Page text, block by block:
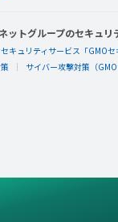
ットグループのセキュリ
キュリティサービス「GMOセ
サイバー攻撃対策（